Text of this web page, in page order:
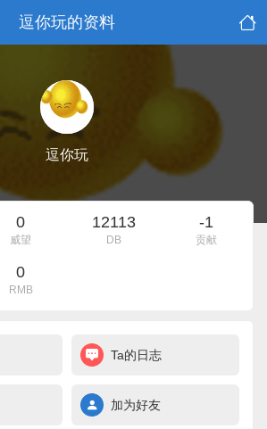
逗你玩的资料
逗你玩
0
威望
12113
DB
-1
贡献
0
RMB
Ta的日志
加为好友